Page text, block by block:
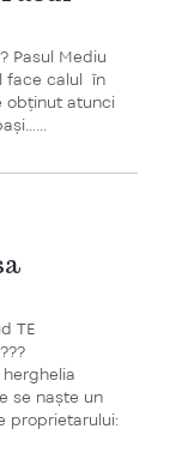
Pasul Mediu
face calul în
obținut atunci
TE
se naște un
proprietarului: